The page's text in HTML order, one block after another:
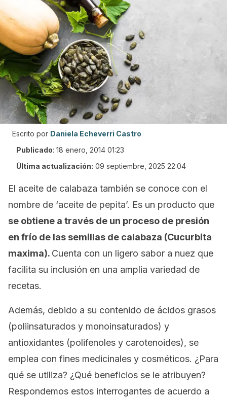
Escrito por Daniela Echeverri Castro
Publicado: 18 enero, 2014 01:23
Última actualización: 09 septiembre, 2025 22:04
El aceite de calabaza también se conoce con el
nombre de ‘aceite de pepita’. Es un producto que
se obtiene a través de un proceso de presión
en frío de las semillas de calabaza (Cucurbita
maxima). Cuenta con un ligero sabor a nuez que
facilita su inclusión en una amplia variedad de
recetas.
Además, debido a su contenido de ácidos grasos
(poliinsaturados y monoinsaturados) y
antioxidantes (polifenoles y carotenoides), se
emplea con fines medicinales y cosméticos. ¿Para
qué se utiliza? ¿Qué beneficios se le atribuyen?
Respondemos estos interrogantes de acuerdo a